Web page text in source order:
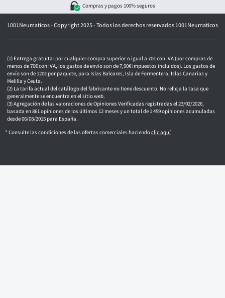
n
o
Compras y pagos 100% seguros
1001Neumaticos - Copyright 2025 - Todos los derechos reservados 1001Neumaticos
Entrega gratuita: por cualquier compra superior o igual a 70€ con IVA (por compras de
menos de 70€ con IVA, los gastos de envío son de 7,90€ impuestos incluidos). Los gastos de
envío son de 120€ por paquete, para Islas Baleares, Isla de Formentera, Islas Canarias y
Melilla y Ceuta.
La tarifa actual del catálogo del fabricante no tiene descuento. No refleja la tasa que
generalmente se encuentra en el sitio web.
Agregación de las valoraciones de Opiniones Verificadas registradas el 23/02/2026,
basada en 861 opiniones de los últimos 12 meses y un total de 1 459 opiniones acumuladas
desde 06/08/2015 para España.
* Consulte las condiciones de las ofertas comerciales haciendoclic aquí